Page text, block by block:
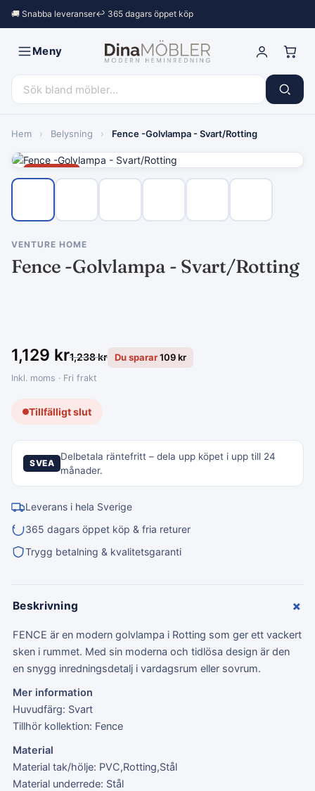
🚚 Snabba leveranser↩︎ 365 dagars öppet köp
Meny
Hem › Belysning › Fence -Golvlampa - Svart/Rotting
VENTURE HOME
Fence -Golvlampa - Svart/Rotting
1,129 kr1,238kr Du sparar109kr
Inkl. moms · Fri frakt
Tillfälligt slut
SVEA
Delbetala räntefritt – dela upp köpet i upp till 24
månader.
Leverans i hela Sverige
365 dagars öppet köp & fria returer
Trygg betalning & kvalitetsgaranti
Beskrivning +
FENCE är en modern golvlampa i Rotting som ger ett vackert
sken i rummet. Med sin moderna och tidlösa design är den
en snygg inredningsdetalj i vardagsrum eller sovrum.
Mer information
Huvudfärg: Svart
Tillhör kollektion: Fence
Material
Material tak/hölje: PVC,Rotting,Stål
Material underrede: Stål